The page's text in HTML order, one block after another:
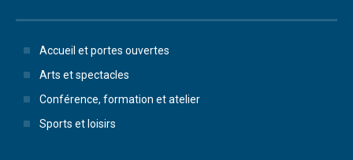
Accueil et portes ouvertes
Arts et spectacles
Conférence, formation et atelier
Sports et loisirs